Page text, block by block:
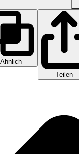
Ähnlich
Teilen